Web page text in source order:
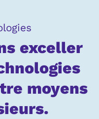
exceller
moyens